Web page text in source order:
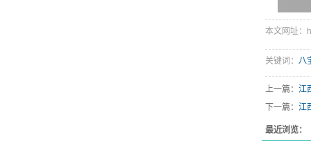
本文网址：
关键词： 八
上一篇： 江
下一篇： 江
最近浏览：